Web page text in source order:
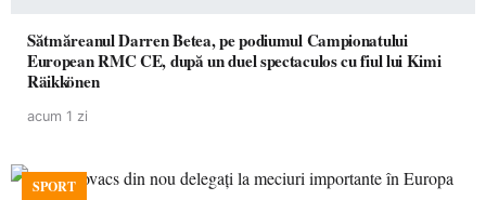
Sătmăreanul Darren Betea, pe podiumul Campionatului
European RMC CE, după un duel spectaculos cu fiul lui Kimi
Räikkönen
acum 1 zi
SPORT